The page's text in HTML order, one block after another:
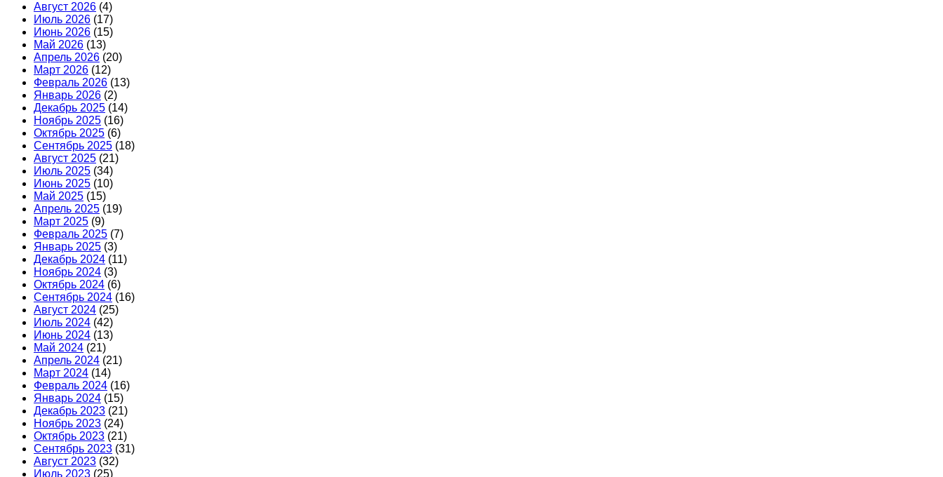
Август 2026 (4)
Июль 2026 (17)
Июнь 2026 (15)
Май 2026 (13)
Апрель 2026 (20)
Март 2026 (12)
Февраль 2026 (13)
Январь 2026 (2)
Декабрь 2025 (14)
Ноябрь 2025 (16)
Октябрь 2025 (6)
Сентябрь 2025 (18)
Август 2025 (21)
Июль 2025 (34)
Июнь 2025 (10)
Май 2025 (15)
Апрель 2025 (19)
Март 2025 (9)
Февраль 2025 (7)
Январь 2025 (3)
Декабрь 2024 (11)
Ноябрь 2024 (3)
Октябрь 2024 (6)
Сентябрь 2024 (16)
Август 2024 (25)
Июль 2024 (42)
Июнь 2024 (13)
Май 2024 (21)
Апрель 2024 (21)
Март 2024 (14)
Февраль 2024 (16)
Январь 2024 (15)
Декабрь 2023 (21)
Ноябрь 2023 (24)
Октябрь 2023 (21)
Сентябрь 2023 (31)
Август 2023 (32)
Июль 2023 (25)